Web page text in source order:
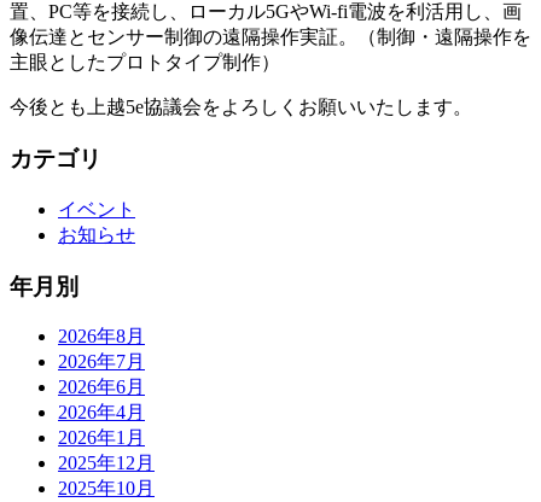
置、PC等を接続し、ローカル5GやWi-fi電波を利活用し、画
像伝達とセンサー制御の遠隔操作実証。（制御・遠隔操作を
主眼としたプロトタイプ制作）
今後とも上越5e協議会をよろしくお願いいたします。
カテゴリ
イベント
お知らせ
年月別
2026年8月
2026年7月
2026年6月
2026年4月
2026年1月
2025年12月
2025年10月